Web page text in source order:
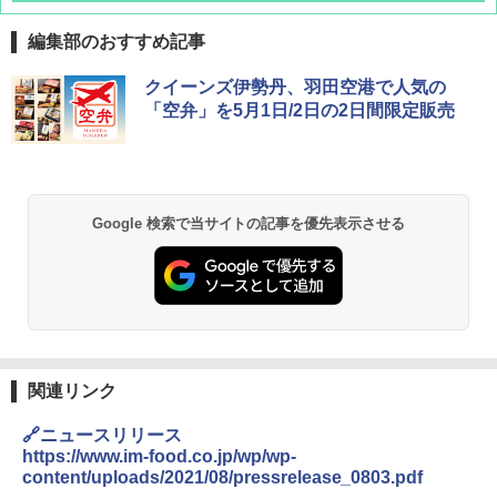
編集部のおすすめ記事
クイーンズ伊勢丹、羽田空港で人気の
「空弁」を5月1日/2日の2日間限定販売
Google 検索で当サイトの記事を優先表示させる
関連リンク
🔗ニュースリリース
https://www.im-food.co.jp/wp/wp-
content/uploads/2021/08/pressrelease_0803.pdf